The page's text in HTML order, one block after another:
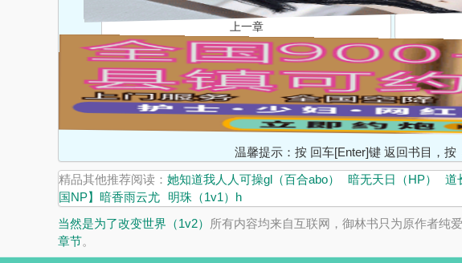
上一章
温馨提示：按 回车[Enter]键 返回书目，
精品其他推荐阅读： 她知道我人人可操gl（百合abo） 暗无天日（HP） 道
国NP】暗香雨云尤
明珠（1v1）h
当然是为了改变世界（1v2）
所有内容均来自互联网，御林书只为原作者纯
章节。